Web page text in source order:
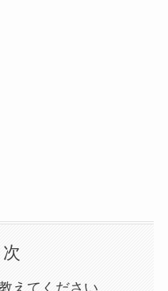
次
えてください。